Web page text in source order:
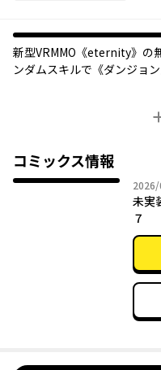
新型VRMMO《eternity》の
ンダムスキルで《ダンジョ
ーム世界になってしまった。
のエリア《ロス・マオラ城
の世界それぞれを統べる魔
えることになった修太朗は
コミックス情報
未実
７